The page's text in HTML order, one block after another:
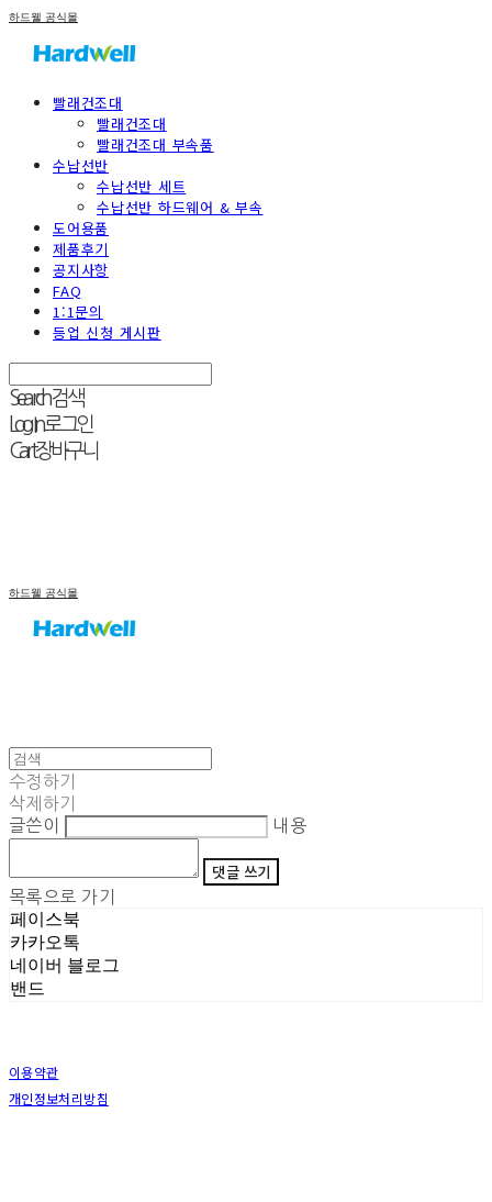
하드웰 공식몰
빨래건조대
빨래건조대
빨래건조대 부속품
수납선반
수납선반 세트
수납선반 하드웨어 & 부속
도어용품
제품후기
공지사항
FAQ
1:1문의
등업 신청 게시판
Search검색
Log In로그인
Cart장바구니
하드웰 공식몰
수정하기
삭제하기
글쓴이
내용
댓글 쓰기
목록으로 가기
페이스북
카카오톡
네이버 블로그
밴드
이용약관
개인정보처리방침